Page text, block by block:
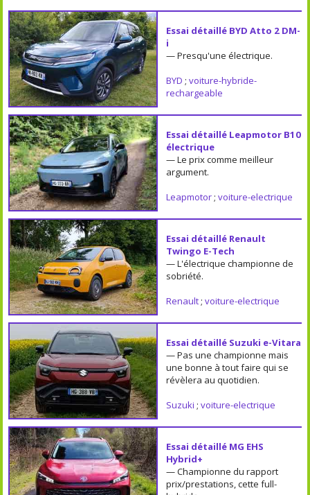
Essai détaillé BYD Atto 2 DM-
i
— Presqu'une électrique.
BYD ; voiture-hybride-
rechargeable
Essai détaillé Leapmotor B10
électrique
— Le prix comme meilleur
argument.
Leapmotor; voiture-electrique
Essai détaillé Renault
Twingo E-Tech
— L'électrique championne de
sobriété.
Renault; voiture-electrique
Essai détaillé Suzuki e-Vitara
— Pas une championne mais
une bonne à tout faire qui se
révèlera au quotidien.
Suzuki ; voiture-electrique
Essai détaillé MG EHS
Hybrid+
— Championne du rapport
prix/prestations, cette full-